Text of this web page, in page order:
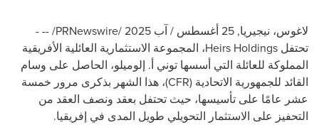
لاغوس، نيجيريا, 25 أغسطس / آب 2025 /PRNewswire/ --
-
تحتفل Heirs Holdings، المجموعة الاستثمارية العائلية الأفريقية
المملوكة للعائلة التي أسسها توني أ. إلوميلو، الحاصل على وسام
القائد للجمهورية الاتحادية (CFR)، هذا الشهر بذكرى مرور خمسة
عشر عامًا على تأسيسها، حيث تحتفل بعقد ونصف العقد من
التحفيز على الاستثمار التحويلي طويل المدى في إفريقيا.